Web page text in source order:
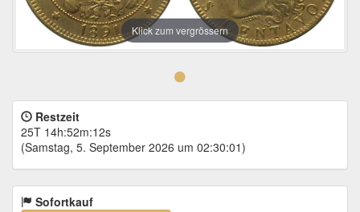
Klick zum vergrössern
Restzeit
25T 14h:52m:12s
(Samstag, 5. September 2026 um 02:30:01)
Sofortkauf